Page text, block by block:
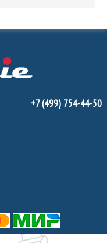
+7 (499) 754-44-50